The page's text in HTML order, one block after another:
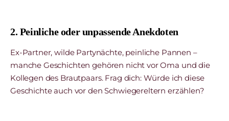
2. Peinliche oder unpassende Anekdoten
Ex-Partner, wilde Partynächte, peinliche Pannen –
manche Geschichten gehören nicht vor Oma und die
Kollegen des Brautpaars. Frag dich: Würde ich diese
Geschichte auch vor den Schwiegereltern erzählen?